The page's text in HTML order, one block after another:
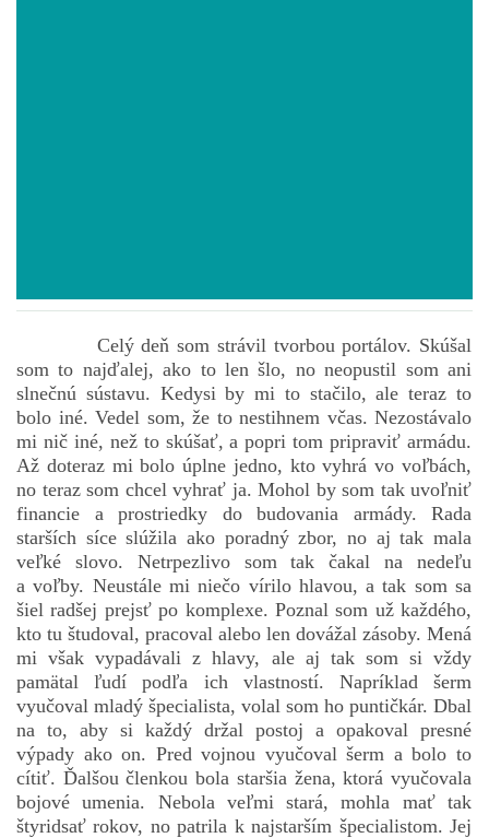
TARA
VÍLA NA BRONZOVEJ ULICI
VLČÍ MOR
bludicka.cirezlo@gmail.com
Príbehy a poviedky na tejto stránke sú duševným
vlastníctvom autorov. Všetky práva vyhradené.
© 2026 eStránky.sk|RSS|WebSlice |Aktualizované 5. 8. 2026|
Hore ↑
Celý deň som strávil tvorbou portálov. Skúšal
som to najďalej, ako to len šlo, no neopustil som ani
slnečnú sústavu. Kedysi by mi to stačilo, ale teraz to
bolo iné. Vedel som, že to nestihnem včas. Nezostávalo
mi nič iné, než to skúšať, a popri tom pripraviť armádu.
Až doteraz mi bolo úplne jedno, kto vyhrá vo voľbách,
no teraz som chcel vyhrať ja. Mohol by som tak uvoľniť
financie a prostriedky do budovania armády. Rada
starších síce slúžila ako poradný zbor, no aj tak mala
veľké slovo. Netrpezlivo som tak čakal na nedeľu
a voľby. Neustále mi niečo vírilo hlavou, a tak som sa
šiel radšej prejsť po komplexe. Poznal som už každého,
kto tu študoval, pracoval alebo len dovážal zásoby. Mená
mi však vypadávali z hlavy, ale aj tak som si vždy
pamätal ľudí podľa ich vlastností. Napríklad šerm
vyučoval mladý špecialista, volal som ho puntičkár. Dbal
na to, aby si každý držal postoj a opakoval presné
výpady ako on. Pred vojnou vyučoval šerm a bolo to
cítiť. Ďalšou členkou bola staršia žena, ktorá vyučovala
bojové umenia. Nebola veľmi stará, mohla mať tak
štyridsať rokov, no patrila k najstarším špecialistom. Jej